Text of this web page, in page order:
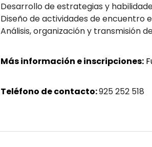
Desarrollo de estrategias y
Diseño de actividades de encuentro
Análisis, organización y transmisión
Más información e inscripciones:
Teléfono de contacto:925 252 518